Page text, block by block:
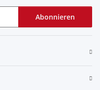
Abonnieren